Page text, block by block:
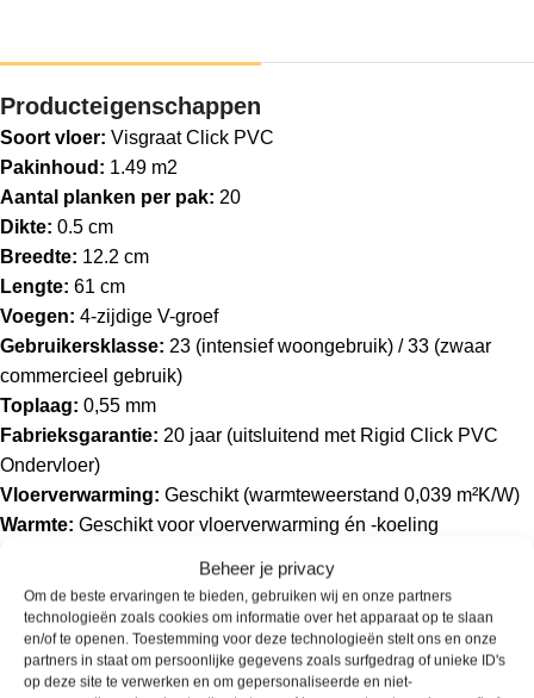
Beheer je privacy
Om de beste ervaringen te bieden, gebruiken wij en onze partners
technologieën zoals cookies om informatie over het apparaat op te slaan
en/of te openen. Toestemming voor deze technologieën stelt ons en onze
partners in staat om persoonlijke gegevens zoals surfgedrag of unieke ID's
op deze site te verwerken en om gepersonaliseerde en niet-
Producteigenschappen
Soort vloer: Visgraat Click PVC
Pakinhoud: 1.49 m2
Aantal planken per pak: 20
Dikte: 0.5 cm
Breedte: 12.2 cm
Lengte: 61 cm
Voegen: 4-zijdige V-groef
Gebruikersklasse: 23 (intensief woongebruik) / 33 (zwaar
commercieel gebruik)
Toplaag: 0,55 mm
Fabrieksgarantie: 20 jaar (uitsluitend met Rigid Click PVC
Ondervloer)
Vloerverwarming: Geschikt (warmteweerstand 0,039 m²K/W)
Warmte: Geschikt voor vloerverwarming én -koeling
Hoog (AC4-AC5)
Waterbestendig:Uitstekend
Glasniveau:Uitstekend
Structuur:Voelbare houtnerf